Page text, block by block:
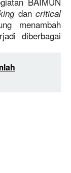
dancritical
menambah
diberbagai